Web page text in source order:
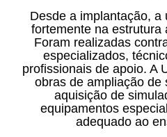
Desde a implantação, a
fortemente na estrutura
Foram realizadas
especializados,
profissionais de apoio. A
obras de ampliação de
aquisição de
equipamentos
adequado ao